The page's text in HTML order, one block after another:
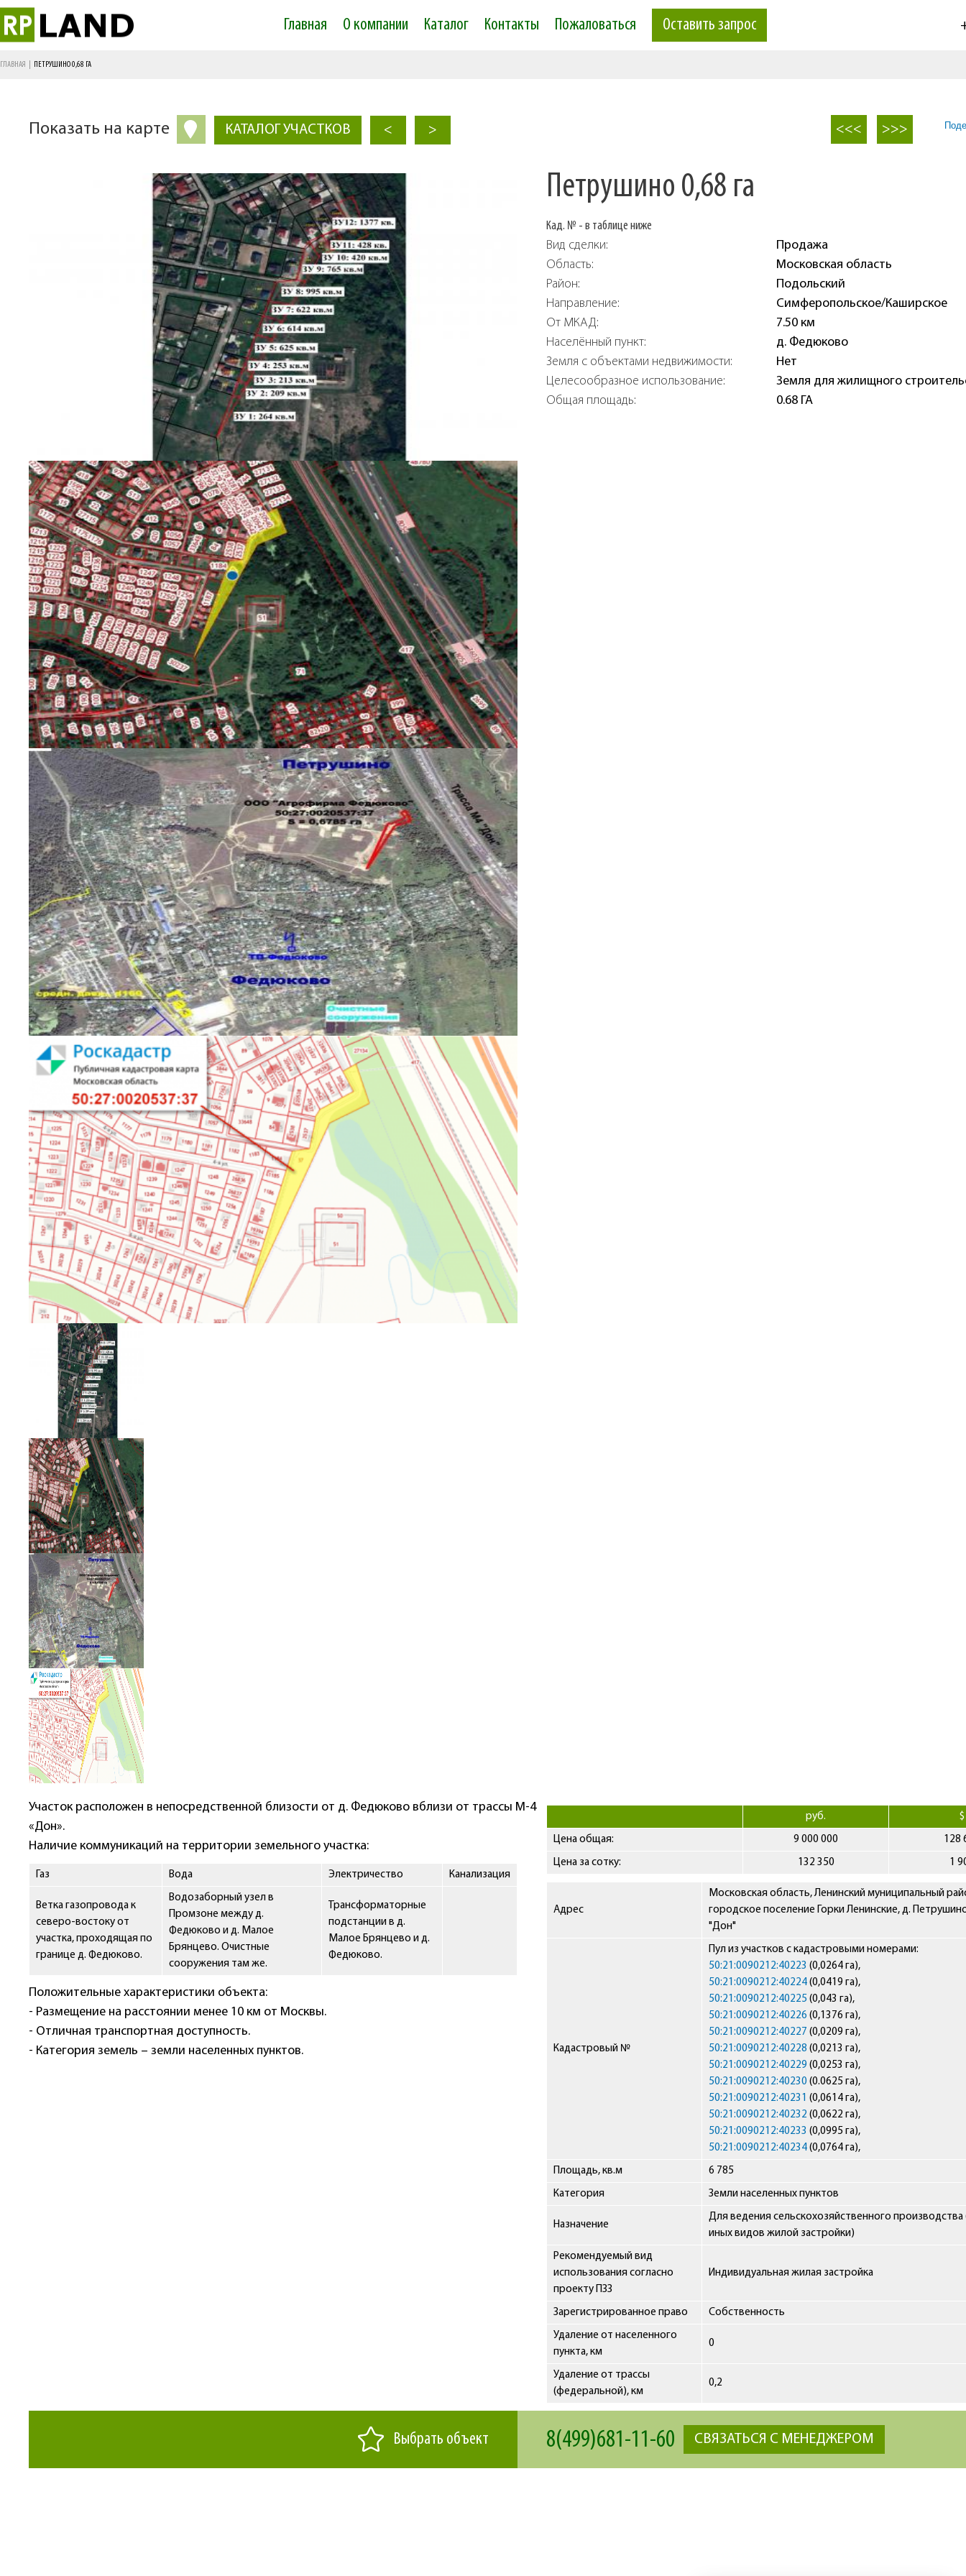
main
Main menu
Главная О компании Каталог Контакты Пожаловаться Оставить запрос
ГЛАВНАЯ ПЕТРУШИНО 0,68 ГА
Показать на карте КАТАЛОГ УЧАСТКОВ < > <<< >>>
Петрушино 0,68 га
Кад. № - в таблице ниже
Вид сделки:
Продажа
Область:
Московская область
Район:
Подольский
Направление:
Симферопольское/Каширское
От МКАД:
7.50 км
Населённый пункт:
д. Федюково
Земля с объектами недвижимости:
Нет
Целесообразное использование:
Земля для жилищного
Общая площадь:
0.68 ГА
руб.
$
Цена общая:
9 000 000
128
Цена за сотку:
132 350 1
Адрес
Московская область, Ленинский муниципальный
городское поселение Горки Ленинские, д.
"Дон"
Кадастровый №
Пул из участков с кадастровыми номерами:
50:21:0090212:40223 (0,0264 га),
50:21:0090212:40224(0,0419 га),
50:21:0090212:40225 (0,043 га),
50:21:0090212:40226 (0,1376 га),
50:21:0090212:40227 (0,0209 га),
50:21:0090212:40228 (0,0213 га),
50:21:0090212:40229 (0,0253 га),
50:21:0090212:40230 (0.0625 га),
50:21:0090212:40231 (0,0614 га),
50:21:0090212:40232 (0,0622 га),
50:21:0090212:40233 (0,0995 га),
50:21:0090212:40234(0,0764 га),
Площадь, кв.м
6 785
Категория
Земли населенных пунктов
Назначение
Для ведения сельскохозяйственного
иных видов жилой застройки)
Рекомендуемый вид
использования согласно
проекту ПЗЗ
Индивидуальная жилая застройка
Зарегистрированное право
Собственность
Удаление от населенного
пункта, км
0
Удаление от трассы
(федеральной), км
0,2
Участок расположен в непосредственной близости от д. Федюково вблизи от трассы М-4
«Дон».
Наличие коммуникаций на территории земельного участка:
Газ Вода Электричество Канализация
Ветка газопровода к
северо-востоку от
участка, проходящая по
границе д. Федюково.
Водозаборный узел в
Промзоне между д.
Федюково и д. Малое
Брянцево. Очистные
сооружения там же.
Трансформаторные
подстанции в д.
Малое Брянцево и д.
Федюково.
Положительные характеристики объекта:
- Размещение на расстоянии менее 10 км от Москвы.
- Отличная транспортная доступность.
- Категория земель – земли населенных пунктов.
Выбрать объект 8(499)681-11-60 СВЯЗАТЬСЯ С МЕНЕДЖЕРОМ